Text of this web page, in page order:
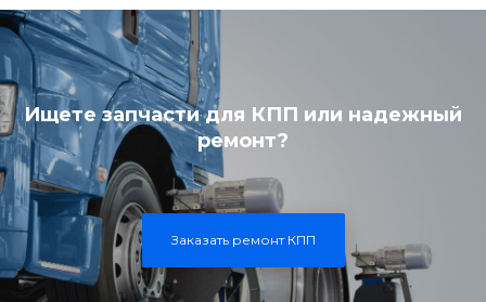
Ищете запчасти для КПП или надежный
ремонт?
Заказать ремонт КПП